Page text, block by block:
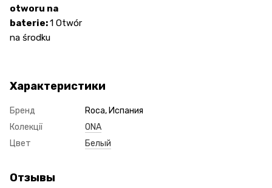
otworu na
baterie:1 Otwór
na środku
Характеристики
Бренд
Roca, Испания
Колекції
ONA
Цвет
Белый
Отзывы